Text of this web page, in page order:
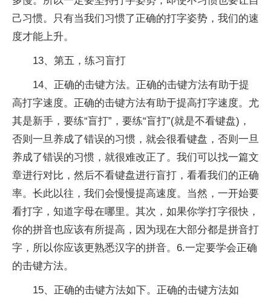
己习惯。只有当我们习惯了正确的打字姿势，我们的速
度才能上升。
13、第五，练习盲打
14、正确的击键方法。正确的击键方法有助于提
高打字速度。正确的击键方法有助于提高打字速度。尤
其是新手，要练“盲打”，要练“盲打”(就是不看键盘)，
否则一旦养成了错误的习惯，就会很看键盘，否则一旦
养成了错误的习惯，就很难改正了。我们可以找一篇文
章进行对比，然后不看键盘进行盲打，看看我们的正确
率。长此以往，我们会慢慢提高速度。当然，一开始要
看打字，知道字母在哪里。其次，如果你学打字很快，
你的拼音也应该有所提高，因为现在大部分都是拼音打
字，所以你应该更熟悉汉字的拼音。6.一定要学会正确
的击键方法。
15、正确的击键方法如下。正确的击键方法如